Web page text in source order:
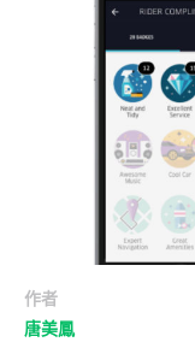
作者
唐美鳳